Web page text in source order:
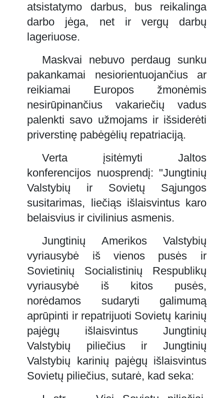
atsistatymo darbus, bus reikalinga
darbo jėga, net ir vergų darbų
lageriuose.
Maskvai nebuvo perdaug sunku
pakankamai nesiorientuojančius ar
reikiamai Europos žmonėmis
nesirūpinančius vakariečių vadus
palenkti savo užmojams ir išsiderėti
priverstinę pabėgėlių repatriaciją.
Verta įsitėmyti Jaltos
konferencijos nuosprendį: "Jungtinių
Valstybių ir Sovietų Sąjungos
susitarimas, liečiąs išlaisvintus karo
belaisvius ir civilinius asmenis.
Jungtinių Amerikos Valstybių
vyriausybė iš vienos pusės ir
Sovietinių Socialistinių Respublikų
vyriausybė iš kitos pusės,
norėdamos sudaryti galimumą
aprūpinti ir repatrijuoti Sovietų karinių
pajėgų išlaisvintus Jungtinių
Valstybių piliečius ir Jungtinių
Valstybių karinių pajėgų išlaisvintus
Sovietų piliečius, sutarė, kad seka: